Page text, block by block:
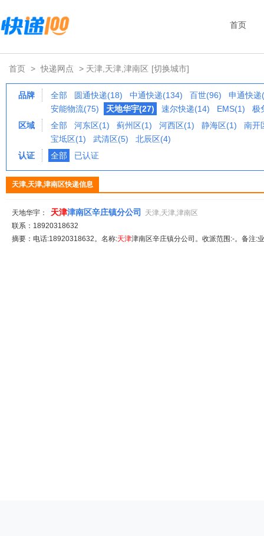
首页
首页 > 快递网点 > 天津,天津,津南区 [切换城市]
品牌 全部 圆通快递(18) 中通快递(134) 百世(96)
申通快递
安能物流(75)
天地华宇(27) 速尔快递(14) EMS(1)
极
区域
全部 河东区(1) 蓟州区(1) 河西区(1) 静海区(1)
南开
宝坻区(1)
武清区(5)
北辰区(4)
认证
全部 已认证
天津,天津,津南区快递信息
天地华宇： 天津津南区辛庄镇分公司
天津,天津,津南区
联系：18920318632
摘要：电话:18920318632。名称:天津津南区辛庄镇分公司。收派范围:-。备注: